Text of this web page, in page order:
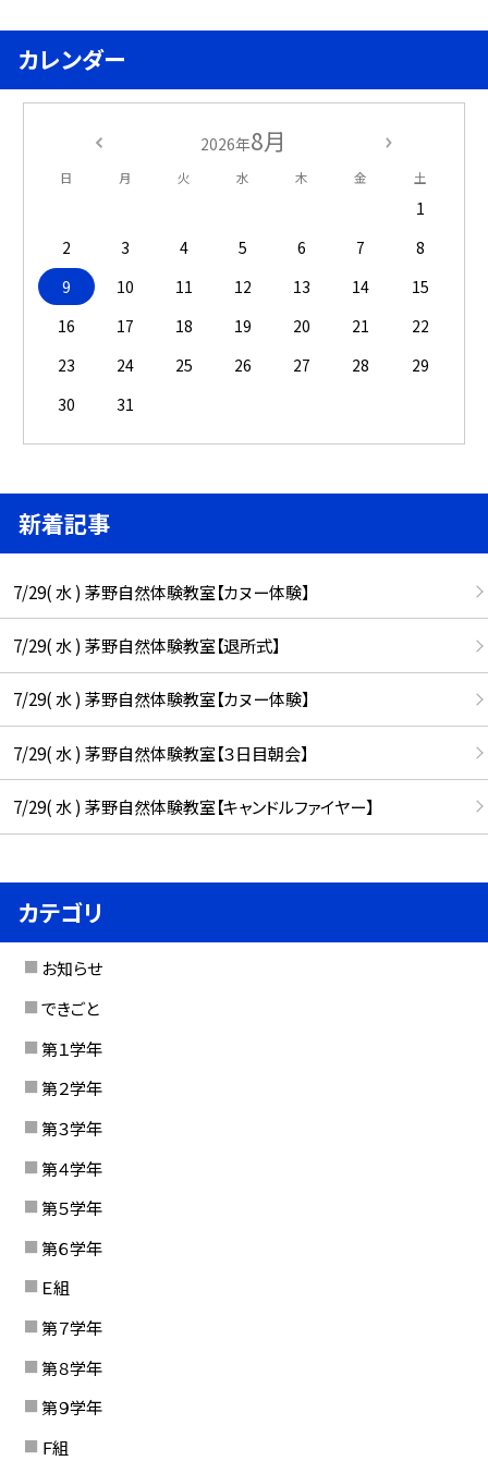
カレンダー
2026年8月
日 月 火 水 木 金 土
1
2
3 4 5 6 7
8
9
10 11 12 13 14
15
16
17 18 19 20 21
22
23
24 25 26 27 28
29
30
31
新着記事
7/29( 水 ) 茅野自然体験教室【カヌー体験】
7/29( 水 ) 茅野自然体験教室【退所式】
7/29( 水 ) 茅野自然体験教室【カヌー体験】
7/29( 水 ) 茅野自然体験教室【３日目朝会】
7/29( 水 ) 茅野自然体験教室【キャンドルファイヤー】
カテゴリ
お知らせ
できごと
第１学年
第２学年
第３学年
第４学年
第５学年
第６学年
Ｅ組
第７学年
第８学年
第９学年
Ｆ組